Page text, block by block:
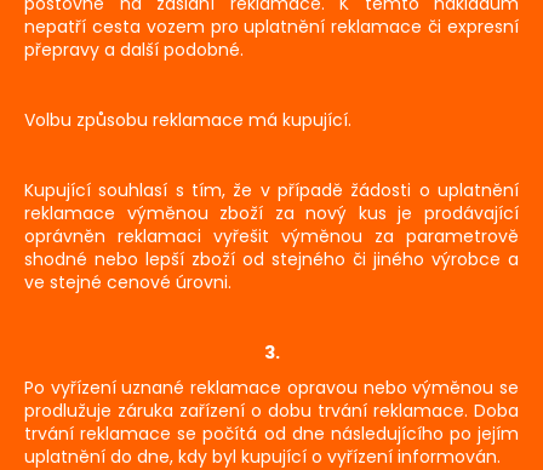
nepatří cesta vozem pro uplatnění reklamace či expresní
přepravy a další podobné.
Volbu způsobu reklamace má kupující.
Kupující souhlasí s tím, že v případě žádosti o uplatnění
reklamace výměnou zboží za nový kus je prodávající
oprávněn reklamaci vyřešit výměnou za parametrově
shodné nebo lepší zboží od stejného či jiného výrobce a
ve stejné cenové úrovni.
3.
Po vyřízení uznané reklamace opravou nebo výměnou se
prodlužuje záruka zařízení o dobu trvání reklamace. Doba
trvání reklamace se počítá od dne následujícího po jejím
uplatnění do dne, kdy byl kupující o vyřízení informován.